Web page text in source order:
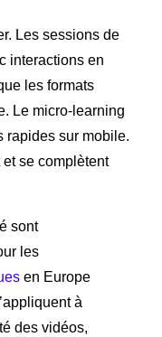
Les sessions de
interactions en
les formats
Le micro-learning
rapides sur mobile.
se complètent
sont
les
en Europe
à
des vidéos,